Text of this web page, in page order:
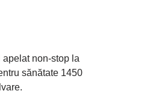
non-stop la
sănătate 1450